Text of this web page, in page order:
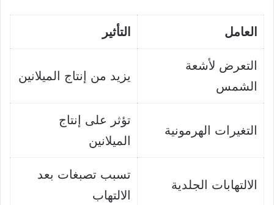
العامل التأثير
التعرض لأشعة
الشمس
يزيد من إنتاج الميلانين
التغيرات الهرمونية
تؤثر على إنتاج
الميلانين
الالتهابات الجلدية
تسبب تصبغات بعد
الالتهاب